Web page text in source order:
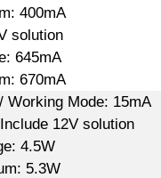
400mA
solution
645mA
670mA
Working Mode: 15mA
12V solution
4.5W
5.3W